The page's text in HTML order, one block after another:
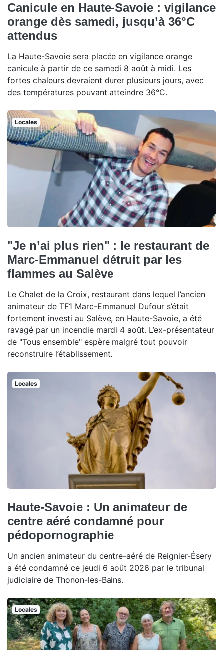
Canicule en Haute-Savoie : vigilance
orange dès samedi, jusqu’à 36°C
attendus
La Haute-Savoie sera placée en vigilance orange
canicule à partir de ce samedi 8 août à midi. Les
fortes chaleurs devraient durer plusieurs jours, avec
des températures pouvant atteindre 36°C.
Locales
"Je n’ai plus rien" : le restaurant de
Marc-Emmanuel détruit par les
flammes au Salève
Le Chalet de la Croix, restaurant dans lequel l’ancien
animateur de TF1 Marc-Emmanuel Dufour s’était
fortement investi au Salève, en Haute-Savoie, a été
ravagé par un incendie mardi 4 août. L’ex-présentateur
de "Tous ensemble" espère malgré tout pouvoir
reconstruire l’établissement.
Locales
Haute-Savoie : Un animateur de
centre aéré condamné pour
pédopornographie
Un ancien animateur du centre-aéré de Reignier-Ésery
a été condamné ce jeudi 6 août 2026 par le tribunal
judiciaire de Thonon-les-Bains.
Locales